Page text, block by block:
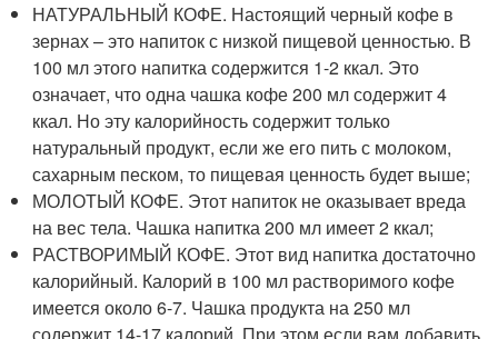
НАТУРАЛЬНЫЙ КОФЕ. Настоящий черный кофе в
зернах – это напиток с низкой пищевой ценностью. В
100 мл этого напитка содержится 1-2 ккал. Это
означает, что одна чашка кофе 200 мл содержит 4
ккал. Но эту калорийность содержит только
натуральный продукт, если же его пить с молоком,
сахарным песком, то пищевая ценность будет выше;
МОЛОТЫЙ КОФЕ. Этот напиток не оказывает вреда
на вес тела. Чашка напитка 200 мл имеет 2 ккал;
РАСТВОРИМЫЙ КОФЕ. Этот вид напитка достаточно
калорийный. Калорий в 100 мл растворимого кофе
имеется около 6-7. Чашка продукта на 250 мл